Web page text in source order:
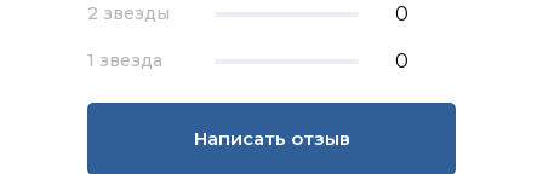
2 звезды 0
1 звезда 0
Написать отзыв